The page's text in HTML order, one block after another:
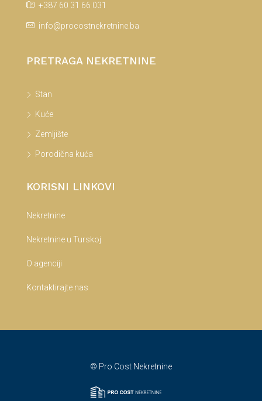
+387 60 31 66 031
info@procostnekretnine.ba
PRETRAGA NEKRETNINE
Stan
Kuće
Zemljište
Porodična kuća
KORISNI LINKOVI
Nekretnine
Nekretnine u Turskoj
O agenciji
Kontaktirajte nas
© Pro Cost Nekretnine